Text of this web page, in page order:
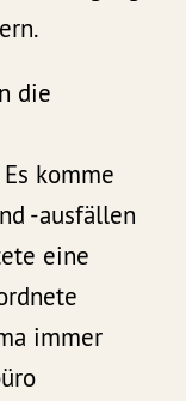
die
komme
-ausfällen
eine
immer